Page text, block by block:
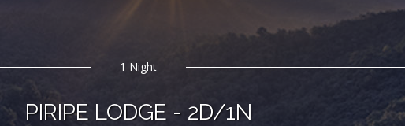
PIRIPE LODGE - 2D/1N
1 Night